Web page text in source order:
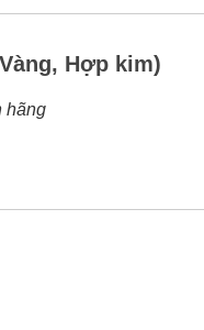
Hợp kim)
hãng